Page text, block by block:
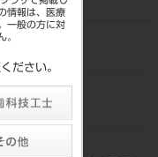
情報は、医療
一般の方に対
。
ださい。
ド
格